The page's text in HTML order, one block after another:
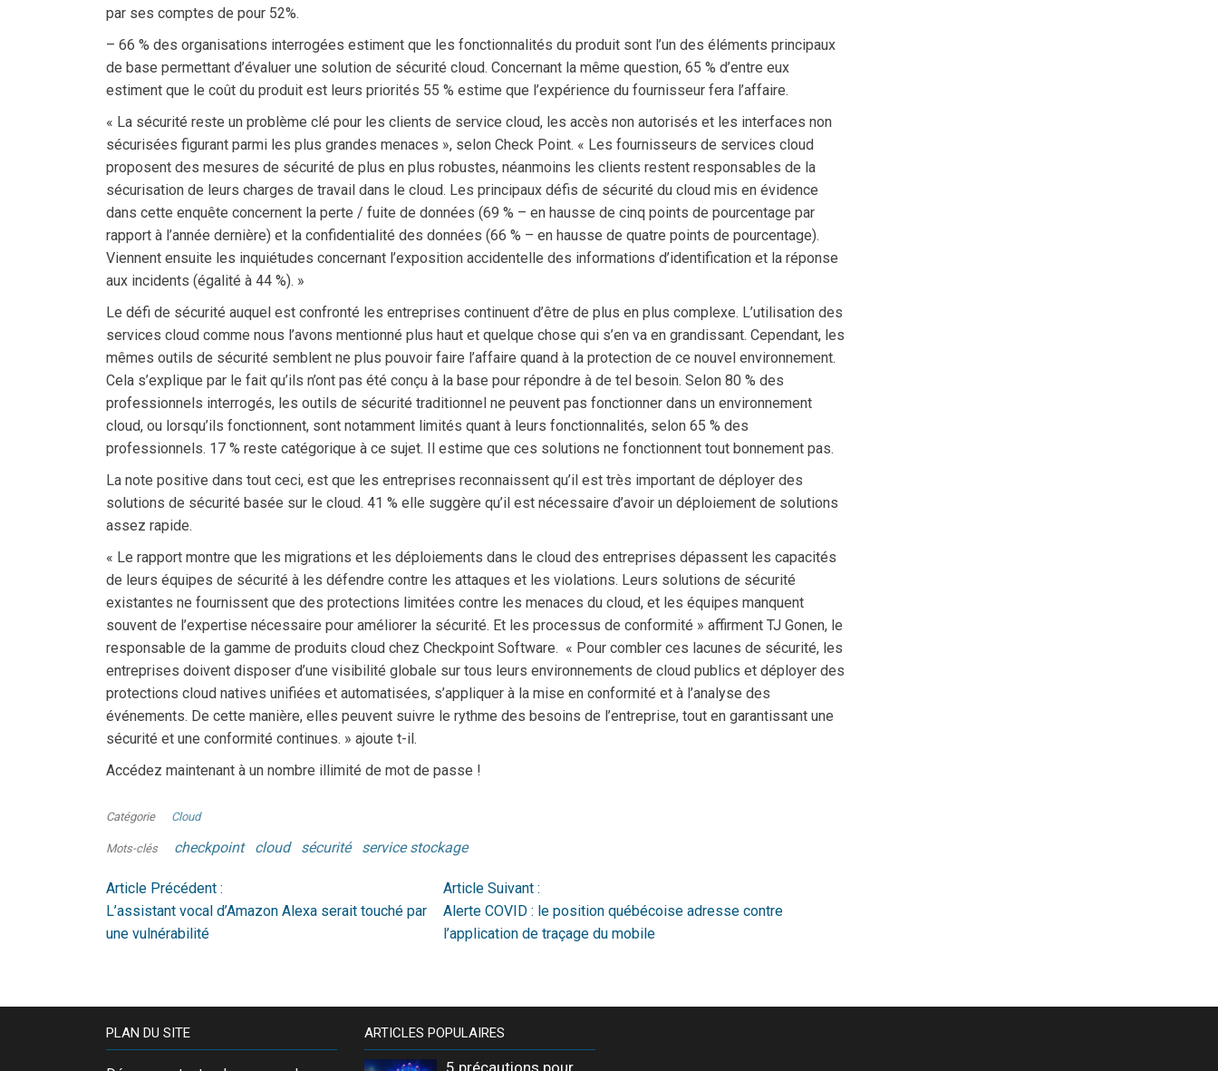
par ses comptes de pour 52%.
– 66 % des organisations interrogées estiment que les fonctionnalités du produit sont l’un des éléments principaux
de base permettant d’évaluer une solution de sécurité cloud. Concernant la même question, 65 % d’entre eux
estiment que le coût du produit est leurs priorités 55 % estime que l’expérience du fournisseur fera l’affaire.
« La sécurité reste un problème clé pour les clients de service cloud, les accès non autorisés et les interfaces non
sécurisées figurant parmi les plus grandes menaces », selon Check Point. « Les fournisseurs de services cloud
proposent des mesures de sécurité de plus en plus robustes, néanmoins les clients restent responsables de la
sécurisation de leurs charges de travail dans le cloud. Les principaux défis de sécurité du cloud mis en évidence
dans cette enquête concernent la perte / fuite de données (69 % – en hausse de cinq points de pourcentage par
rapport à l’année dernière) et la confidentialité des données (66 % – en hausse de quatre points de pourcentage).
Viennent ensuite les inquiétudes concernant l’exposition accidentelle des informations d’identification et la réponse
aux incidents (égalité à 44 %). »
Le défi de sécurité auquel est confronté les entreprises continuent d’être de plus en plus complexe. L’utilisation des
services cloud comme nous l’avons mentionné plus haut et quelque chose qui s’en va en grandissant. Cependant, les
mêmes outils de sécurité semblent ne plus pouvoir faire l’affaire quand à la protection de ce nouvel environnement.
Cela s’explique par le fait qu’ils n’ont pas été conçu à la base pour répondre à de tel besoin. Selon 80 % des
professionnels interrogés, les outils de sécurité traditionnel ne peuvent pas fonctionner dans un environnement
cloud, ou lorsqu’ils fonctionnent, sont notamment limités quant à leurs fonctionnalités, selon 65 % des
professionnels. 17 % reste catégorique à ce sujet. Il estime que ces solutions ne fonctionnent tout bonnement pas.
La note positive dans tout ceci, est que les entreprises reconnaissent qu’il est très important de déployer des
solutions de sécurité basée sur le cloud. 41 % elle suggère qu’il est nécessaire d’avoir un déploiement de solutions
assez rapide.
« Le rapport montre que les migrations et les déploiements dans le cloud des entreprises dépassent les capacités
de leurs équipes de sécurité à les défendre contre les attaques et les violations. Leurs solutions de sécurité
existantes ne fournissent que des protections limitées contre les menaces du cloud, et les équipes manquent
souvent de l’expertise nécessaire pour améliorer la sécurité. Et les processus de conformité » affirment TJ Gonen, le
responsable de la gamme de produits cloud chez Checkpoint Software. « Pour combler ces lacunes de sécurité, les
entreprises doivent disposer d’une visibilité globale sur tous leurs environnements de cloud publics et déployer des
protections cloud natives unifiées et automatisées, s’appliquer à la mise en conformité et à l’analyse des
événements. De cette manière, elles peuvent suivre le rythme des besoins de l’entreprise, tout en garantissant une
sécurité et une conformité continues. » ajoute t-il.
Accédez maintenant à un nombre illimité de mot de passe !
Catégorie Cloud
Mots-clés checkpoint cloud sécurité service stockage
Article Précédent :
L’assistant vocal d’Amazon Alexa serait touché par
une vulnérabilité
Article Suivant :
Alerte COVID : le position québécoise adresse contre
l’application de traçage du mobile
PLAN DU SITE ARTICLES POPULAIRES
5 précautions pour